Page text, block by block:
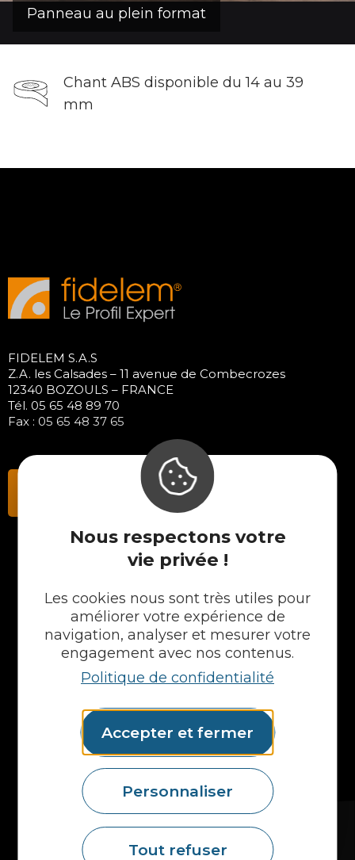
Nous respectons votre
vie privée !
Les cookies nous sont très utiles pour
améliorer votre expérience de
navigation, analyser et mesurer votre
engagement avec nos contenus.
Politique de confidentialité
Accepter et fermer
Personnaliser
Tout refuser
Panneau au plein format
Chant ABS disponible du 14 au 39
mm
FIDELEM S.A.S
Z.A. les Calsades – 11 avenue de Combecrozes
12340 BOZOULS – FRANCE
Tél. 05 65 48 89 70
Fax : 05 65 48 37 65
Contactez-nous
Plans en Stratifié
Plans en Compact
Crédences
Cuves
Portes et façades
Formes spéciales
Etagères
Accessoires
Plans vasques
Mural
MAIS AUSSI...
Fidelem